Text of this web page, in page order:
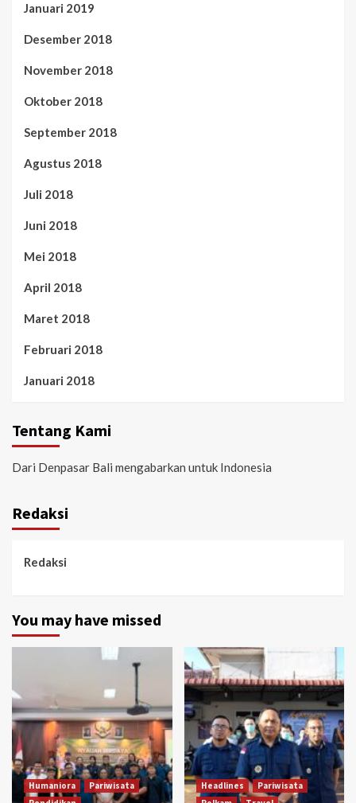
Januari 2019
Desember 2018
November 2018
Oktober 2018
September 2018
Agustus 2018
Juli 2018
Juni 2018
Mei 2018
April 2018
Maret 2018
Februari 2018
Januari 2018
Tentang Kami
Dari Denpasar Bali mengabarkan untuk Indonesia
Redaksi
Redaksi
You may have missed
Humaniora
Pariwisata
Headlines
Pariwisata